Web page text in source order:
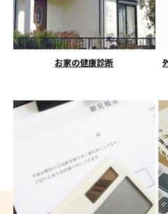
お家の健康診断